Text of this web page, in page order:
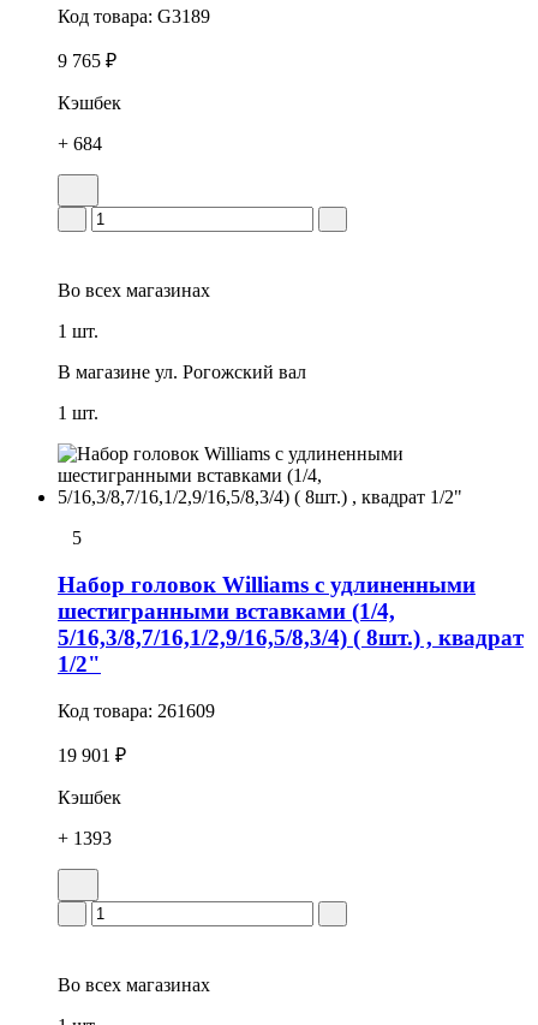
Код товара: G3189
9 765 ₽
Кэшбек
+ 684
Во всех магазинах
1 шт.
В магазине ул. Рогожский вал
1 шт.
5
Набор головок Williams с удлиненными
шестигранными вставками (1/4,
5/16,3/8,7/16,1/2,9/16,5/8,3/4) ( 8шт.) , квадрат
1/2"
Код товара: 261609
19 901 ₽
Кэшбек
+ 1393
Во всех магазинах